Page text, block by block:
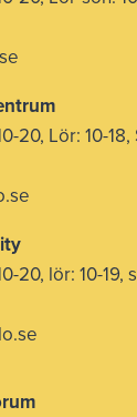
20, Lör: 10-18,
20, lör: 10-19,